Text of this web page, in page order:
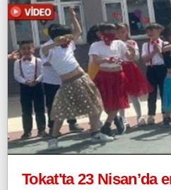
Tokat'ta 23 Nisan’da